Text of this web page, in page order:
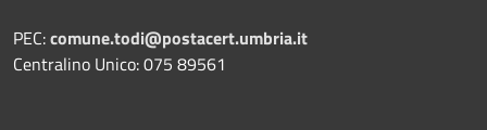
PEC:comune.todi@postacert.umbria.it
Centralino Unico: 075 89561